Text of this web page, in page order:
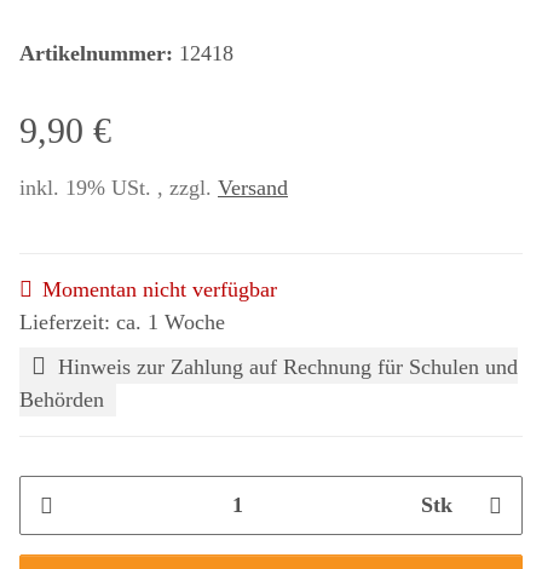
Artikelnummer: 12418
9,90 €
inkl. 19% USt. , zzgl. Versand
Momentan nicht verfügbar
Lieferzeit: ca. 1 Woche
Hinweis zur Zahlung auf Rechnung für Schulen und
Behörden
Stk